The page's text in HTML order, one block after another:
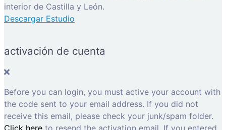
interior de Castilla y León.
Descargar Estudio
activación de cuenta
Before you can login, you must active your account with
the code sent to your email address. If you did not
receive this email, please check your junk/spam folder.
Click here to resend the activation email. If you entered